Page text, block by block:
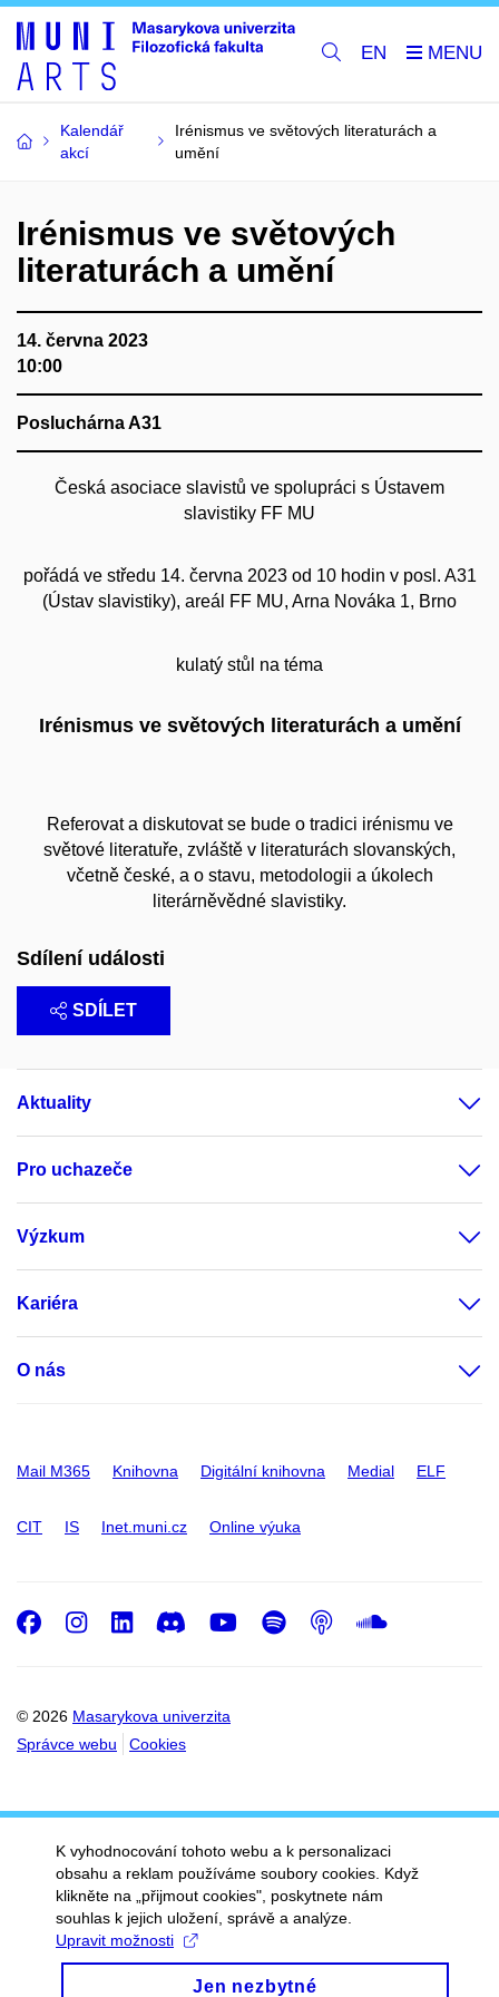
EN
Kalendář
akcí
Irénismus ve světových literaturách a
umění
Irénismus ve světových
literaturách a umění
14. června 2023
10:00
Posluchárna A31
Česká asociace slavistů ve spolupráci s Ústavem
slavistiky FF MU
pořádá ve středu 14. června 2023 od 10 hodin v posl. A31
(Ústav slavistiky), areál FF MU, Arna Nováka 1, Brno
kulatý stůl na téma
Irénismus ve světových literaturách a umění
Referovat a diskutovat se bude o tradici irénismu ve
světové literatuře, zvláště v literaturách slovanských,
včetně české, a o stavu, metodologii a úkolech
literárněvědné slavistiky.
Sdílení události
SDÍLET
Aktuality
Pro uchazeče
Výzkum
Kariéra
O nás
Mail M365 Knihovna Digitální knihovna Medial ELF
CIT IS Inet.muni.cz Online výuka
© 2026 Masarykova univerzita
Správce webu
Cookies
Facebook
Instagram
LinkedIn
DiscordYoutube
Spotify
Podcast
K vyhodnocování tohoto webu a k personalizaci
obsahu a reklam používáme soubory cookies. Když
klikněte na „přijmout cookies", poskytnete nám
souhlas k jejich uložení, správě a analýze.
Upravit možnosti
Jen nezbytné